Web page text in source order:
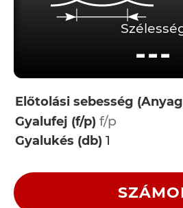
---
Előtolási sebesség
Gyalufej (f/p)
Gyalukés (db)